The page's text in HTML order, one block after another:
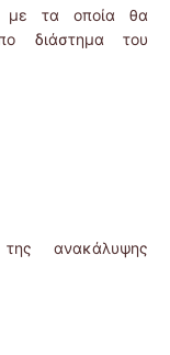
με τα οποία θα
διάστημα του
ανακάλυψης